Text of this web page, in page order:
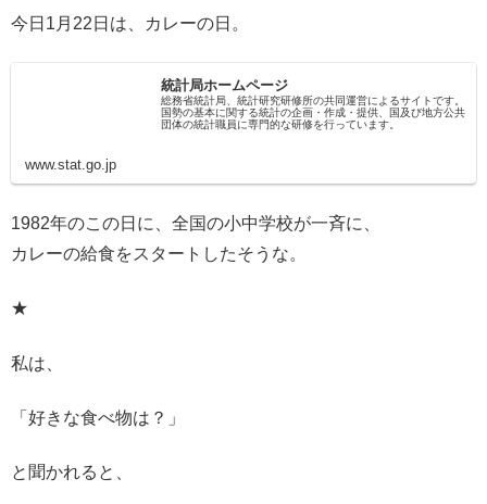
今日1月22日は、カレーの日。
統計局ホームページ
総務省統計局、統計研究研修所の共同運営によるサイトです。
国勢の基本に関する統計の企画・作成・提供、国及び地方公共
団体の統計職員に専門的な研修を行っています。
www.stat.go.jp
1982年のこの日に、全国の小中学校が一斉に、
カレーの給食をスタートしたそうな。
★
私は、
「好きな食べ物は？」
と聞かれると、